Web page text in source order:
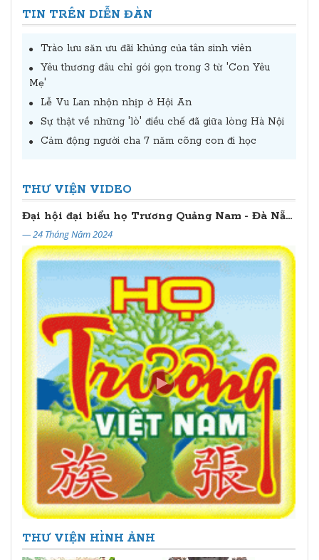
TIN TRÊN DIỄN ĐÀN
Trào lưu săn ưu đãi khủng của tân sinh viên
Yêu thương đâu chỉ gói gọn trong 3 từ 'Con Yêu
Mẹ'
Lễ Vu Lan nhộn nhịp ở Hội An
Sự thật về những 'lò' điều chế đã giữa lòng Hà Nội
Cảm động người cha 7 năm cõng con đi học
THƯ VIỆN VIDEO
Đại hội đại biểu họ Trương Quảng Nam - Đà Nẵng lần thứ II (2024 - 2029)
— 24 Tháng Năm 2024
THƯ VIỆN HÌNH ẢNH